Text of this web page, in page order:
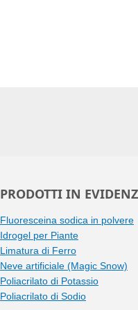
PRODOTTI IN
Fluoresceina sodica in polvere
Idrogel per Piante
Limatura di Ferro
Neve artificiale (Magic Snow)
Poliacrilato di Potassio
Poliacrilato di Sodio